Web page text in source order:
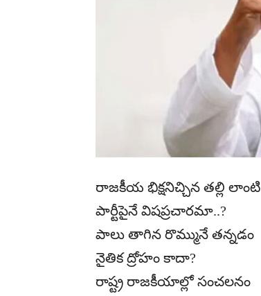
రాజకీయ భిక్షనిచ్చిన తల్లి లాంటి
పార్టీపైనే విషప్రచారమా..?
పాలు తాగిన రొమ్మునే తన్నడం
నైతిక ద్రోహం కాదా?
రాష్ట్ర రాజకీయాల్లో సంచలనం